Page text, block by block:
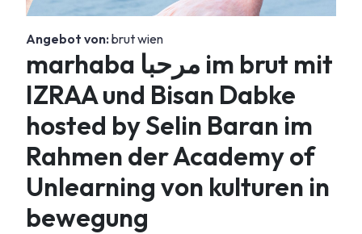
Angebot von: brut wien
marhaba مرحبا im brut mit
IZRAA und Bisan Dabke
hosted by Selin Baran im
Rahmen der Academy of
Unlearning von kulturen in
bewegung